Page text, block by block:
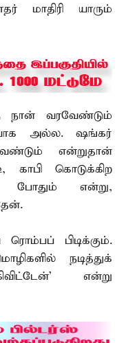
மாதிரி யாரும்
நான் வரவேண்டும்
அல்ல. ஷங்கர்
என்றுதான்
கொடுக்கிற
போதும் என்று,
பிடிக்கும்.
நடித்துக்
என்று